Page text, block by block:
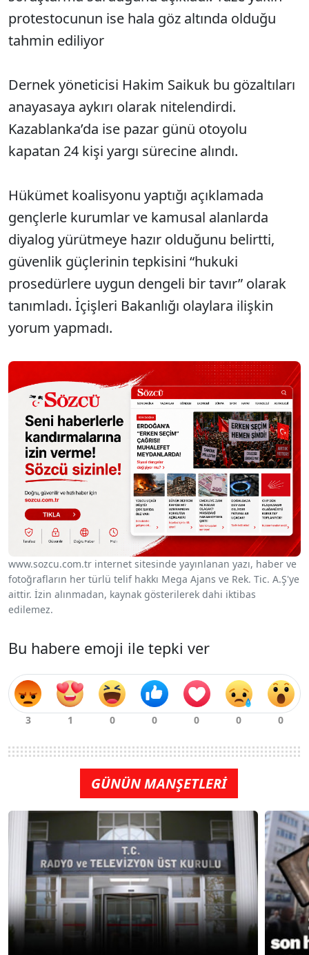
protestocunun ise hala göz altında olduğu
tahmin ediliyor
Dernek yöneticisi Hakim Saikuk bu gözaltıları
anayasaya aykırı olarak nitelendirdi.
Kazablanka’da ise pazar günü otoyolu
kapatan 24 kişi yargı sürecine alındı.
Hükümet koalisyonu yaptığı açıklamada
gençlerle kurumlar ve kamusal alanlarda
diyalog yürütmeye hazır olduğunu belirtti,
güvenlik güçlerinin tepkisini “hukuki
prosedürlere uygun dengeli bir tavır” olarak
tanımladı. İçişleri Bakanlığı olaylara ilişkin
yorum yapmadı.
www.sozcu.com.tr internet sitesinde yayınlanan yazı, haber ve
fotoğrafların her türlü telif hakkı Mega Ajans ve Rek. Tic. A.Ş'ye
aittir. İzin alınmadan, kaynak gösterilerek dahi iktibas
edilemez.
Bu habere emoji ile tepki ver
GÜNÜN MANŞETLERİ